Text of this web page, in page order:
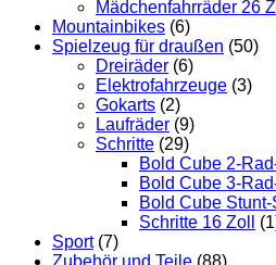
Mädchenfahrräder 26
Mountainbikes (6)
Spielzeug für draußen (50)
Dreiräder (6)
Elektrofahrzeuge (3)
Gokarts (2)
Laufräder (9)
Schritte (29)
Bold Cube 2-
Bold Cube 3-
Bold Cube
Schritte 16 Zoll
Sport (7)
Zubehör und Teile (88)